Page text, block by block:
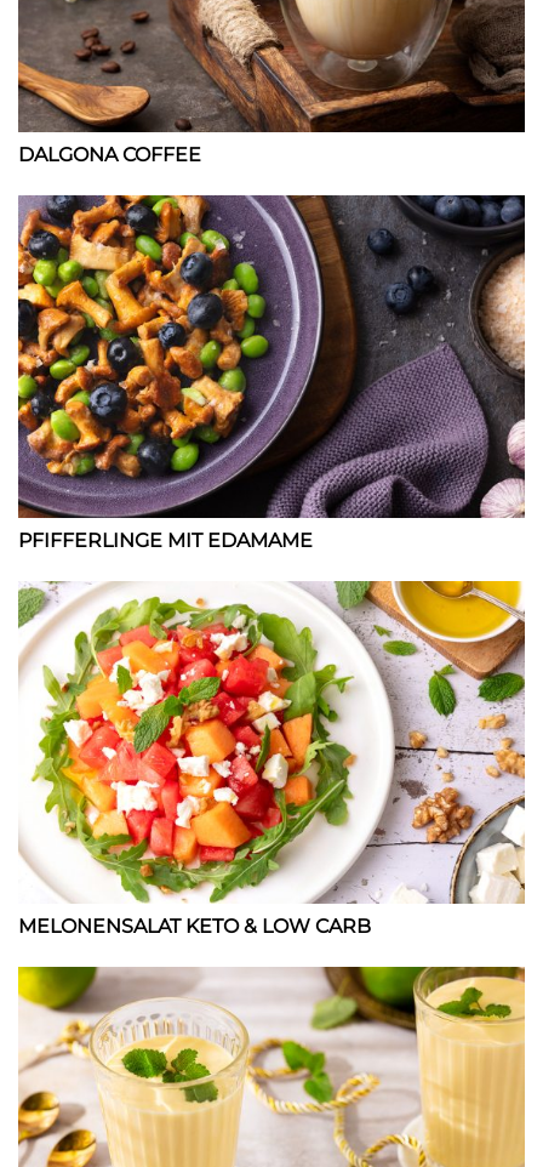
DALGONA COFFEE
PFIFFERLINGE MIT EDAMAME
MELONENSALAT KETO & LOW CARB